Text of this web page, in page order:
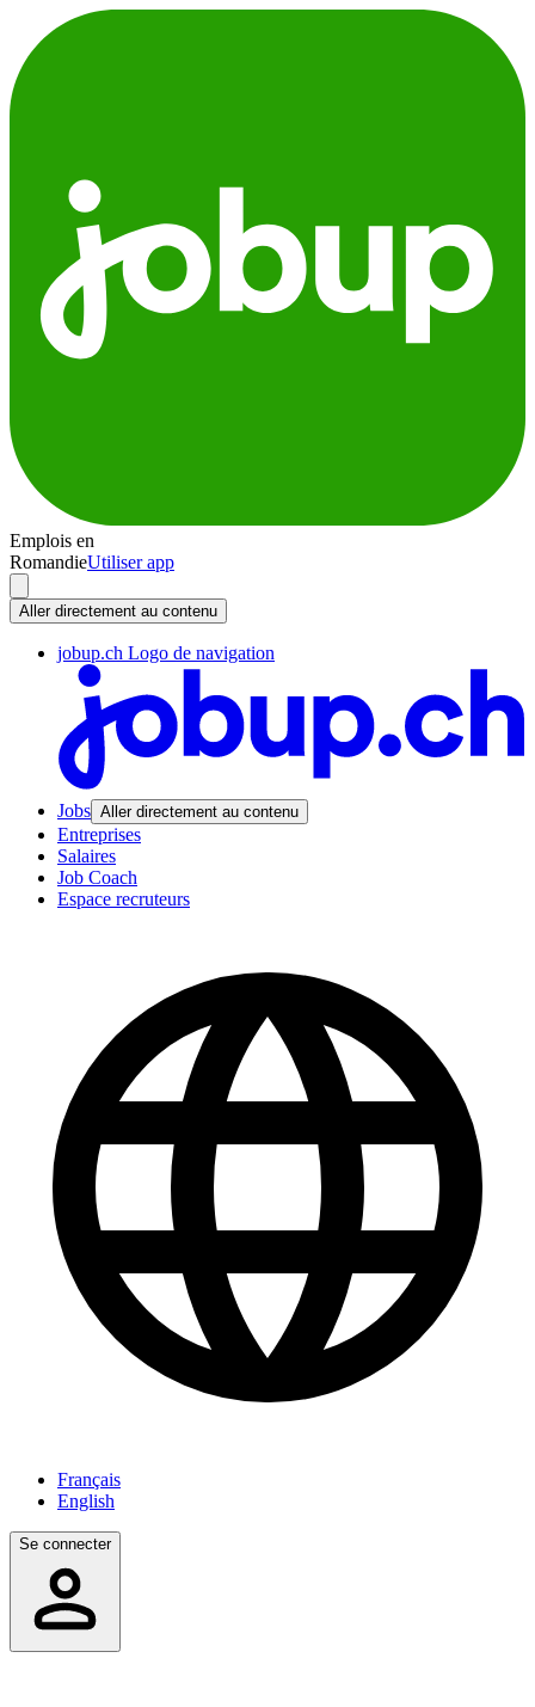
Emplois en
RomandieUtiliser app
Aller directement au contenu
jobup.ch Logo de navigation
Jobs Aller directement au contenu
Entreprises
Salaires
Job Coach
Espace recruteurs
Français
English
Se connecter